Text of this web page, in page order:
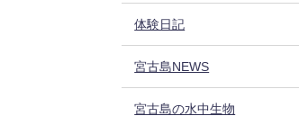
体験日記
宮古島NEWS
宮古島の水中生物